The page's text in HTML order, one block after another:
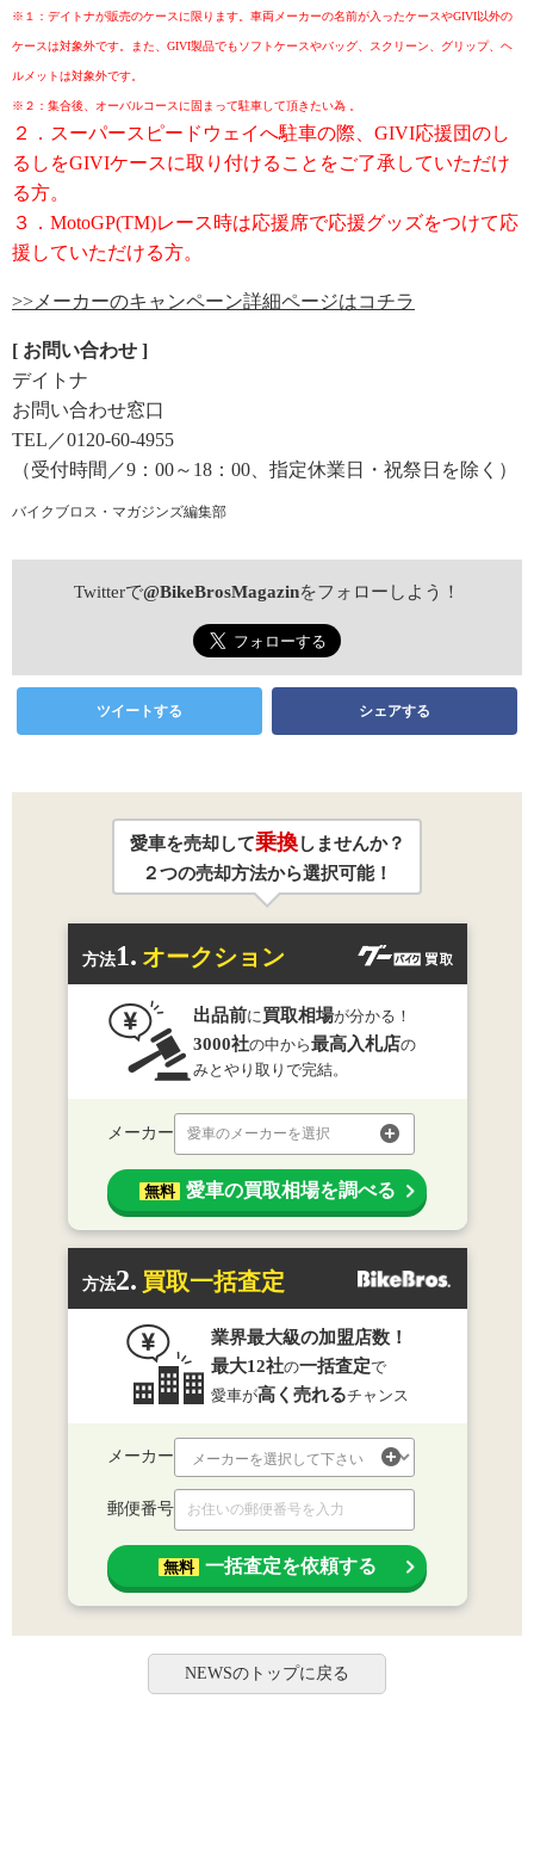
※１：デイトナが販売のケースに限ります。車両メーカーの名前が入ったケースやGIVI以外の
ケースは対象外です。また、GIVI製品でもソフトケースやバッグ、スクリーン、グリップ、ヘ
ルメットは対象外です。
※２：集合後、オーバルコースに固まって駐車して頂きたい為 。
２．スーパースピードウェイへ駐車の際、GIVI応援団のし
るしをGIVIケースに取り付けることをご了承していただけ
る方。
３．MotoGP(TM)レース時は応援席で応援グッズをつけて応
援していただける方。
>>メーカーのキャンペーン詳細ページはコチラ
[ お問い合わせ ]
デイトナ
お問い合わせ窓口
TEL／0120-60-4955
（受付時間／9：00～18：00、指定休業日・祝祭日を除く）
バイクブロス・マガジンズ編集部
Twitterで@BikeBrosMagazinをフォローしよう！
ツイートする シェアする
愛車を売却して乗換しませんか？
２つの売却方法から選択可能！
方法1. オークション
出品前に 買取相場が分かる！
3000社の中から最高入札店の
みとやり取りで完結。
メーカー 愛車のメーカーを選択
無料 愛車の買取相場を調べる
方法2. 買取一括査定
業界最大級の加盟店数！
最大12社の一括査定で
愛車が高く売れるチャンス
メーカー
郵便番号
無料 一括査定を依頼する
NEWSのトップに戻る